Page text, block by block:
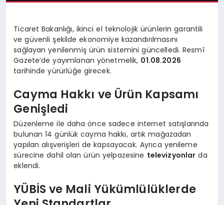
YAŞAM
Ticaret Bakanlığı, ikinci el teknolojik ürünlerin garantili
ve güvenli şekilde ekonomiye kazandırılmasını
sağlayan yenilenmiş ürün sistemini güncelledi. Resmî
Gazete’de yayımlanan yönetmelik, 01.08.2026
tarihinde yürürlüğe girecek.
Cayma Hakkı ve Ürün Kapsamı
Genişledi
Düzenleme ile daha önce sadece internet satışlarında
bulunan 14 günlük cayma hakkı, artık mağazadan
yapılan alışverişleri de kapsayacak. Ayrıca yenileme
sürecine dahil olan ürün yelpazesine televizyonlar da
eklendi.
YÜBİS ve Mali Yükümlülüklerde